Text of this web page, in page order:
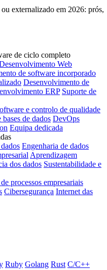
externalizado em 2026: prós,
de ciclo completo
Web
de software incorporado
Desenvolvimento de
ERP Suporte de
e controlo de qualidade
de dados DevOps
Equipa dedicada
Engenharia de dados
Aprendizagem
dos dados Sustentabilidade e
processos empresariais
Cibersegurança Internet das
Ruby Golang Rust C/C++